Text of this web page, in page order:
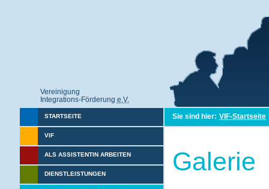
Vereinigung
Integrations-Förderung e.V.
STARTSEITE
VIF
ALS ASSISTENTIN ARBEITEN
DIENSTLEISTUNGEN
Sie sind hier: VIF-Startseite
Galerie